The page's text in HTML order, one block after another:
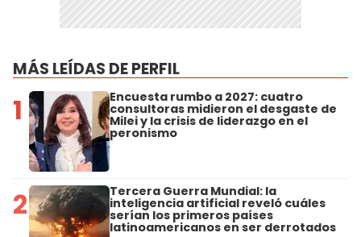
MÁS LEÍDAS DE PERFIL
1 Encuesta rumbo a 2027: cuatro
consultoras midieron el desgaste de
Milei y la crisis de liderazgo en el
peronismo
2 Tercera Guerra Mundial: la
inteligencia artificial reveló cuáles
serían los primeros países
latinoamericanos en ser derrotados